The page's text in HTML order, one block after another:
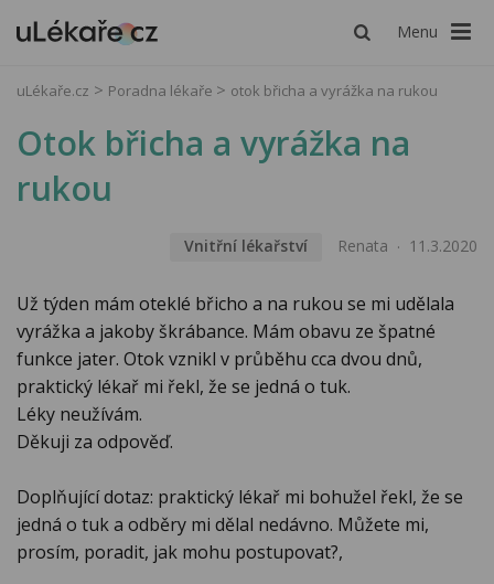
Menu
uLékaře.cz Poradna lékaře otok břicha a vyrážka na rukou
Otok břicha a vyrážka na
rukou
Vnitřní lékařství Renata 11.3.2020
Už týden mám oteklé břicho a na rukou se mi udělala
vyrážka a jakoby škrábance. Mám obavu ze špatné
funkce jater. Otok vznikl v průběhu cca dvou dnů,
praktický lékař mi řekl, že se jedná o tuk.
Léky neužívám.
Děkuji za odpověď.
Doplňující dotaz: praktický lékař mi bohužel řekl, že se
jedná o tuk a odběry mi dělal nedávno. Můžete mi,
prosím, poradit, jak mohu postupovat?,